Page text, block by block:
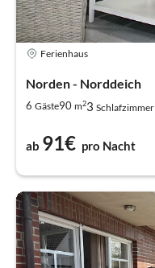
Ferienhaus
Norden - Norddeich
6 Gäste90 m23 Schlafzimmer
ab 91€ pro Nacht